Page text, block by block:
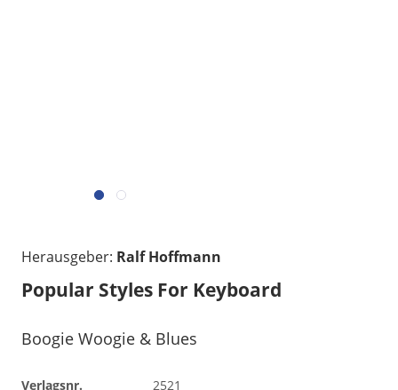
Herausgeber: Ralf Hoffmann
Popular Styles For Keyboard
Boogie Woogie & Blues
Verlagsnr.
2521